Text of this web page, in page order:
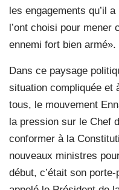
les engagements qu’il
l’ont choisi pour mener
ennemi fort bien armé».
Dans ce paysage
situation compliquée et
tous, le mouvement
la pression sur le Chef
conformer à la
nouveaux ministres
début, c’était son